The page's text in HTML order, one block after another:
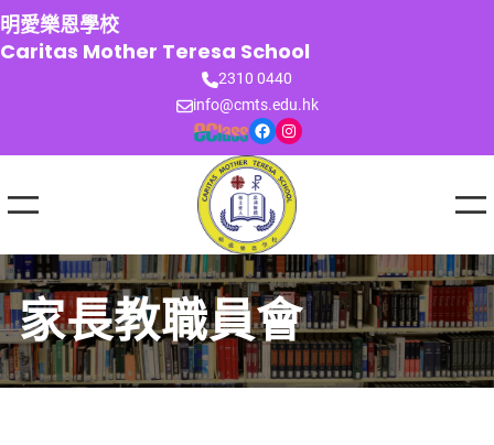
跳
至
主
明愛樂恩學校
Caritas Mother Teresa School
2310 0440
info@cmts.edu.hk
Facebook Instagram
家長教職員會